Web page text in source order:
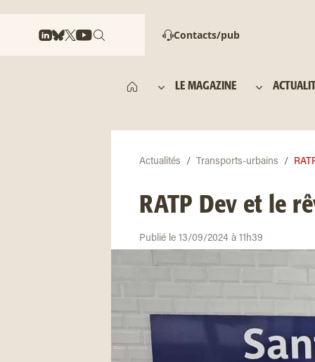
Contacts/pub
LE MAGAZINE
Actualités Transports-urbains
RATP Dev et le
Publié le 13/09/2024 à 11h39